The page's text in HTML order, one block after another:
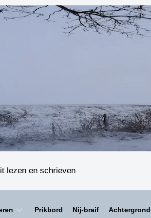
lezen en schrieven
Prikbord Nij-braif Achtergrond